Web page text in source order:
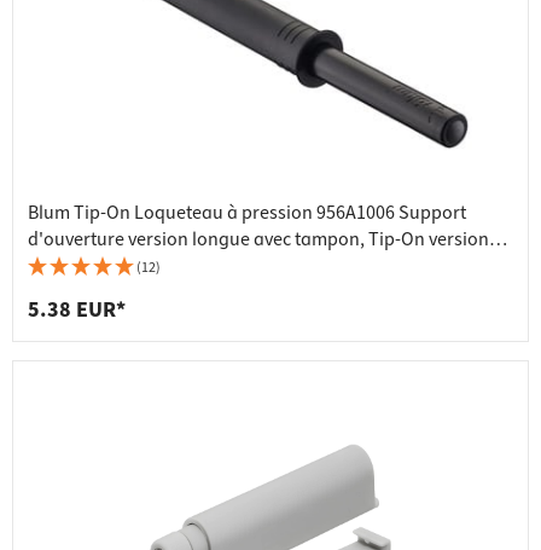
Blum Tip-On Loqueteau à pression 956A1006 Support
d'ouverture version longue avec tampon, Tip-On version
longue avec tampon gris platine
(12)
5.38 EUR*